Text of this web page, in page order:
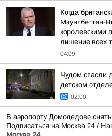
Когда
Маунтбеттен-
королевскими
лишение всех
04:09
Чудом спасли
детском
02:00
В аэропорту Домодедово
Подписаться на Москва 24 /